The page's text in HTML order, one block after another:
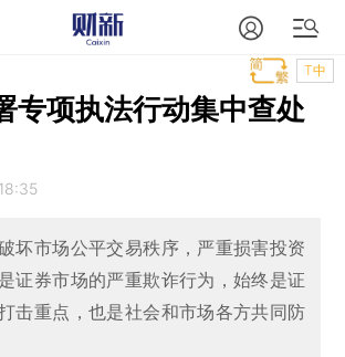
T中
专项执法行动集中查处
坏市场公平交易秩序，严重损害投资
证券市场的严重欺诈行为，始终是证
击重点，也是社会和市场各方共同防